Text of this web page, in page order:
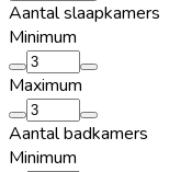
Aantal slaapkamers
Minimum
Maximum
Aantal badkamers
Minimum